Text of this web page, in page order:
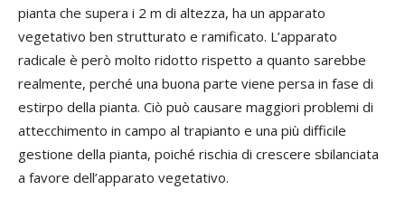
pianta che supera i 2 m di altezza, ha un apparato
vegetativo ben strutturato e ramificato. L’apparato
radicale è però molto ridotto rispetto a quanto sarebbe
realmente, perché una buona parte viene persa in fase di
estirpo della pianta. Ciò può causare maggiori problemi di
attecchimento in campo al trapianto e una più difficile
gestione della pianta, poiché rischia di crescere sbilanciata
a favore dell’apparato vegetativo.